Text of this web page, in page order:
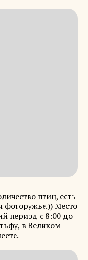
птиц, есть
фоторужьё.)) Место
период с 8:00 до
в Великом —